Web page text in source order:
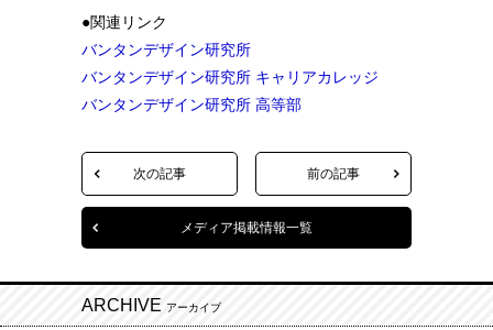
●関連リンク
バンタンデザイン研究所
バンタンデザイン研究所 キャリアカレッジ
バンタンデザイン研究所 高等部
次の記事 前の記事
メディア掲載情報一覧
ARCHIVE アーカイブ